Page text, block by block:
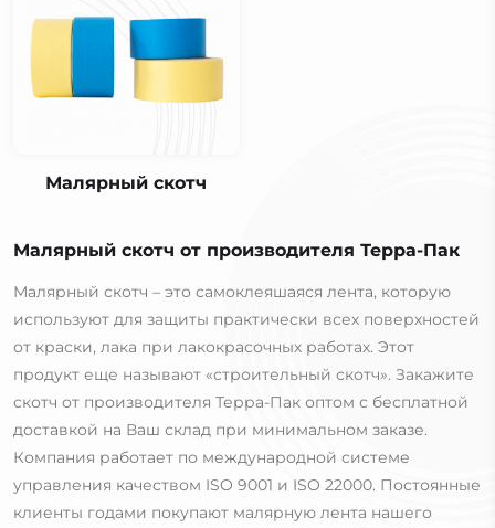
Малярный скотч
Малярный скотч от производителя Терра-Пак
Малярный скотч – это самоклеяшаяся лента, которую
используют для защиты практически всех поверхностей
от краски, лака при лакокрасочных работах. Этот
продукт еще называют «строительный скотч». Закажите
скотч от производителя Терра-Пак оптом с бесплатной
доставкой на Ваш склад при минимальном заказе.
Компания работает по международной системе
управления качеством ISO 9001 и ISO 22000. Постоянные
клиенты годами покупают малярную лента нашего